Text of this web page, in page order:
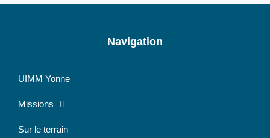
Navigation
UIMM Yonne
Missions
Sur le terrain